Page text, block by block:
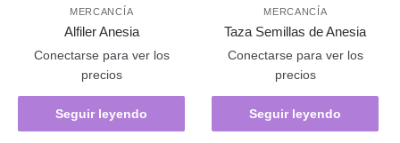
MERCANCÍA
Alfiler Anesia
Conectarse para ver los
precios
Seguir leyendo
MERCANCÍA
Taza Semillas de Anesia
Conectarse para ver los
precios
Seguir leyendo